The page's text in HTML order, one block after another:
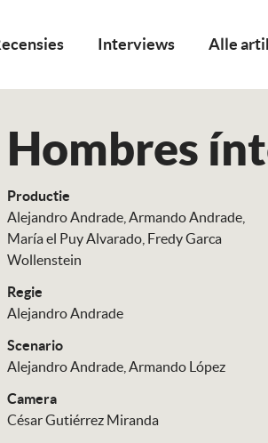
Interviews Alle
Hombres
Productie
Alejandro Andrade Armando Andrade
María el Puy Alvarado Fredy Garca
Wollenstein
Regie
Alejandro Andrade
Scenario
Alejandro Andrade Armando López
Camera
César Gutiérrez Miranda